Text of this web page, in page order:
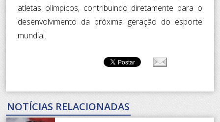
atletas olímpicos, contribuindo diretamente para o
desenvolvimento da próxima geração do esporte
mundial.
NOTÍCIAS RELACIONADAS